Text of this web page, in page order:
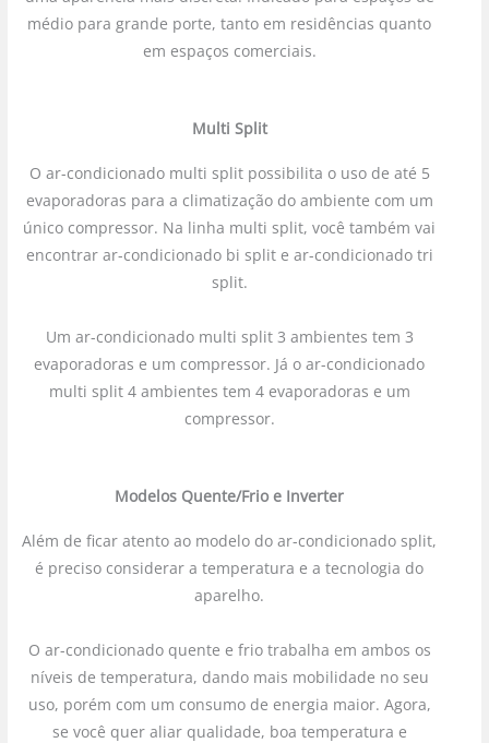
médio para grande porte, tanto em residências quanto
em espaços comerciais.
Multi Split
O ar-condicionado multi split possibilita o uso de até 5
evaporadoras para a climatização do ambiente com um
único compressor. Na linha multi split, você também vai
encontrar ar-condicionado bi split e ar-condicionado tri
split.
Um ar-condicionado multi split 3 ambientes tem 3
evaporadoras e um compressor. Já o ar-condicionado
multi split 4 ambientes tem 4 evaporadoras e um
compressor.
Modelos Quente/Frio e Inverter
Além de ficar atento ao modelo do ar-condicionado split,
é preciso considerar a temperatura e a tecnologia do
aparelho.
O ar-condicionado quente e frio trabalha em ambos os
níveis de temperatura, dando mais mobilidade no seu
uso, porém com um consumo de energia maior. Agora,
se você quer aliar qualidade, boa temperatura e